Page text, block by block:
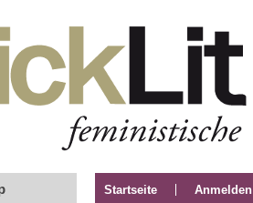
Startseite Anmelden